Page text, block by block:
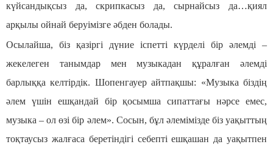
күйсандықсыз да, скрипкасыз да, сырнайсыз да…қиял
арқылы ойнай беруімізге әбден болады.
Осылайша, біз қазіргі дүние іспетті күрделі бір әлемді –
жекелеген танымдар мен музыкадан құралған әлемді
барлыққа келтірдік. Шопенгауер айтпақшы: «Музыка біздің
әлем үшін ешқандай бір қосымша сипаттағы нәрсе емес,
музыка – ол өзі бір әлем». Сосын, бұл әлемімізде біз уақыттың
тоқтаусыз жалғаса беретіндігі себепті ешқашан да уақытпен